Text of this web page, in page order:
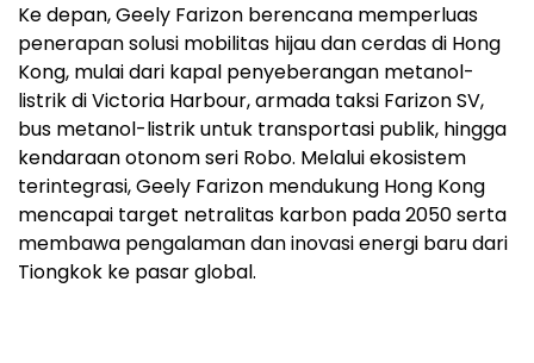
Ke depan, Geely Farizon berencana memperluas
penerapan solusi mobilitas hijau dan cerdas di Hong
Kong, mulai dari kapal penyeberangan metanol-
listrik di Victoria Harbour, armada taksi Farizon SV,
bus metanol-listrik untuk transportasi publik, hingga
kendaraan otonom seri Robo. Melalui ekosistem
terintegrasi, Geely Farizon mendukung Hong Kong
mencapai target netralitas karbon pada 2050 serta
membawa pengalaman dan inovasi energi baru dari
Tiongkok ke pasar global.